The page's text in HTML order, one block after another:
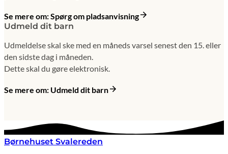
Se mere om: Spørg om pladsanvisning
Udmeld dit barn
Udmeldelse skal ske med en måneds varsel senest den 15. eller
den sidste dag i måneden.
Dette skal du gøre elektronisk.
Se mere om: Udmeld dit barn
Børnehuset Svalereden